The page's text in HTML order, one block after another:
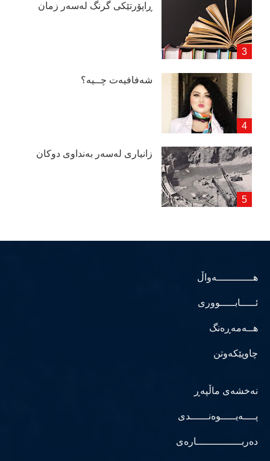
ڕاپۆرتێكی گرنگ لەسەر زمان
شەفافیەت چــیە؟
زانیاری لەسەر بەنداوی دوكان
هــــــــــــەواڵ
ئـــــابـــــووری
هــەمەڕەنگ
چاوپێکەوتن
نەخشەی ماڵپەڕ
پــــەیـــــوەنــــــدی
دەربـــــــــــــــارەی